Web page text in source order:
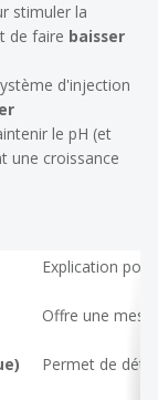
stimuler la
de faire baisser
d'injection
le pH (et
une croissance
Explication
Offre une
Permet de